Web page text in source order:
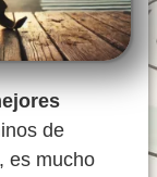
de
es mucho